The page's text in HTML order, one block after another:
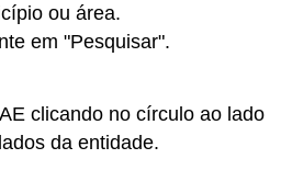
ou área.
em "Pesquisar".
clicando no círculo ao lado
da entidade.